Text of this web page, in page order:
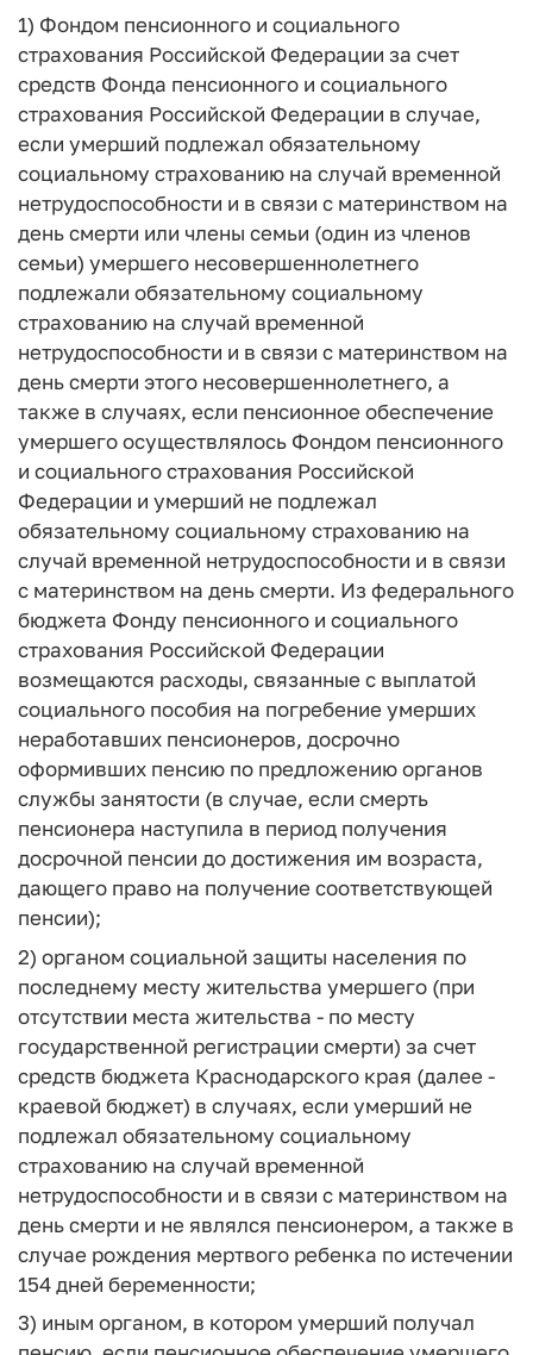
1) Фондом пенсионного и социального
страхования Российской Федерации за счет
средств Фонда пенсионного и социального
страхования Российской Федерации в случае,
если умерший подлежал обязательному
социальному страхованию на случай временной
нетрудоспособности и в связи с материнством на
день смерти или члены семьи (один из членов
семьи) умершего несовершеннолетнего
подлежали обязательному социальному
страхованию на случай временной
нетрудоспособности и в связи с материнством на
день смерти этого несовершеннолетнего, а
также в случаях, если пенсионное обеспечение
умершего осуществлялось Фондом пенсионного
и социального страхования Российской
Федерации и умерший не подлежал
обязательному социальному страхованию на
случай временной нетрудоспособности и в связи
с материнством на день смерти. Из федерального
бюджета Фонду пенсионного и социального
страхования Российской Федерации
возмещаются расходы, связанные с выплатой
социального пособия на погребение умерших
неработавших пенсионеров, досрочно
оформивших пенсию по предложению органов
службы занятости (в случае, если смерть
пенсионера наступила в период получения
досрочной пенсии до достижения им возраста,
дающего право на получение соответствующей
пенсии);
2) органом социальной защиты населения по
последнему месту жительства умершего (при
отсутствии места жительства - по месту
государственной регистрации смерти) за счет
средств бюджета Краснодарского края (далее -
краевой бюджет) в случаях, если умерший не
подлежал обязательному социальному
страхованию на случай временной
нетрудоспособности и в связи с материнством на
день смерти и не являлся пенсионером, а также в
случае рождения мертвого ребенка по истечении
154 дней беременности;
3) иным органом, в котором умерший получал